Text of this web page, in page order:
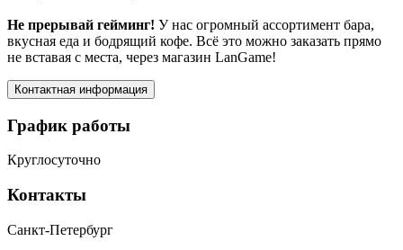
Не прерывай гейминг! У нас огромный ассортимент бара,
вкусная еда и бодрящий кофе. Всё это можно заказать прямо
не вставая с места, через магазин LanGame!
Контактная информация
График работы
Круглосуточно
Контакты
Санкт-Петербург